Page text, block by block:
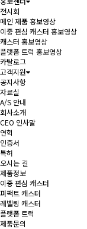
전시회
메인 제품 홍보영상
이중 편심 캐스터 홍보영상
캐스터 홍보영상
플랫폼 트럭 홍보영상
카탈로그
고객지원
공지사항
자료실
A/S 안내
회사소개
CEO 인사말
연혁
인증서
특허
오시는 길
제품정보
이중 편심 캐스터
퍼팩트 캐스터
레벨링 캐스터
플랫폼 트럭
제품문의